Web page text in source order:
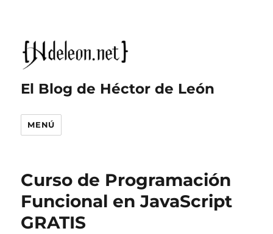
El Blog de Héctor de León
MENÚ
Curso de Programación
Funcional en JavaScript
GRATIS